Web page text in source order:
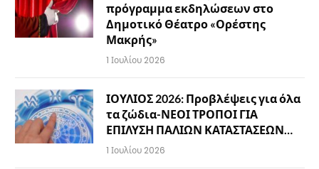
πρόγραμμα εκδηλώσεων στο
Δημοτικό Θέατρο «Ορέστης
Μακρής»
1 Ιουλίου 2026
ΙΟΥΛΙΟΣ 2026: Προβλέψεις για όλα
τα ζώδια-ΝΕΟΙ ΤΡΟΠΟΙ ΓΙΑ
ΕΠΙΛΥΣΗ ΠΑΛΙΩΝ ΚΑΤΑΣΤΑΣΕΩΝ…
1 Ιουλίου 2026